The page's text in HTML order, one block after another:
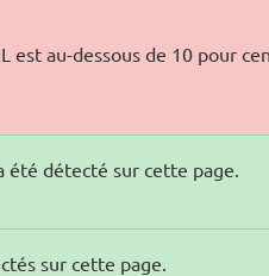
est au-dessous de 10 pour
été détecté sur cette page.
sur cette page.